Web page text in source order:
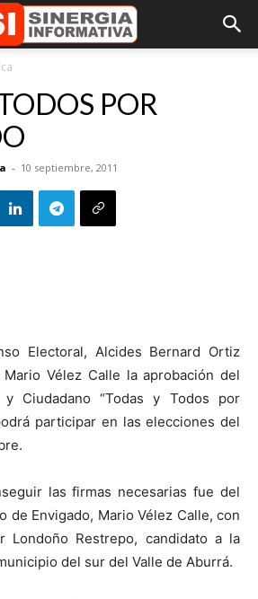
POR
- 10 septiembre, 2011
Electoral, Alcides Bernard Ortiz
Vélez Calle la aprobación del
y Ciudadano “Todas y Todos por
participar en las elecciones del
las firmas necesarias fue del
de Envigado, Mario Vélez Calle, con
Londoño Restrepo, candidato a la
del sur del Valle de Aburrá.